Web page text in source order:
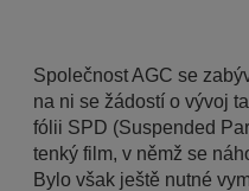
Společnost AGC se
na ni se žádostí o vývoj
fólii SPD (Suspended
tenký film, v němž se
Bylo však ještě nutné